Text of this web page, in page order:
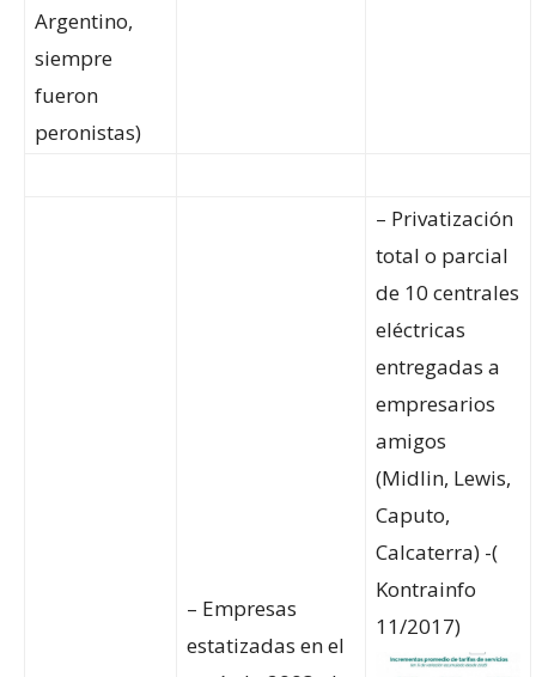
Argentino,
siempre
fueron
peronistas)
– Empresas
estatizadas en el
– Privatización
total o parcial
de 10 centrales
eléctricas
entregadas a
empresarios
amigos
(Midlin, Lewis,
Caputo,
Calcaterra) -(
Kontrainfo
11/2017)